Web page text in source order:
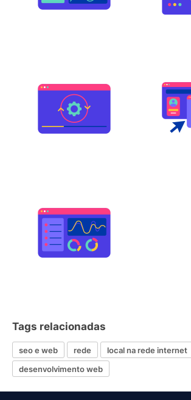
Tags relacionadas
seo e web rede
local na rede internet
desenvolvimento web